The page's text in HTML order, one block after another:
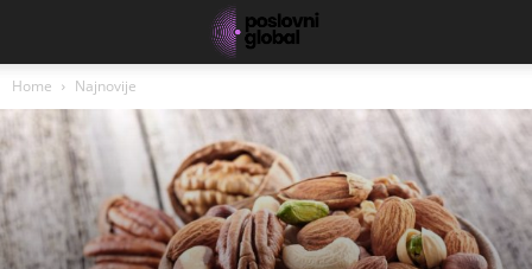
Home Najnovije